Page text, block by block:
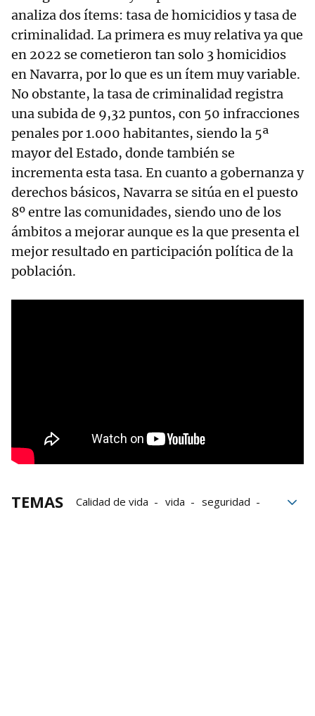
analiza dos ítems: tasa de homicidios y tasa de
criminalidad. La primera es muy relativa ya que
en 2022 se cometieron tan solo 3 homicidios
en Navarra, por lo que es un ítem muy variable.
No obstante, la tasa de criminalidad registra
una subida de 9,32 puntos, con 50 infracciones
penales por 1.000 habitantes, siendo la 5ª
mayor del Estado, donde también se
incrementa esta tasa. En cuanto a gobernanza y
derechos básicos, Navarra se sitúa en el puesto
8º entre las comunidades, siendo uno de los
ámbitos a mejorar aunque es la que presenta el
mejor resultado en participación política de la
población.
TEMAS Calidad de vida vida
seguridad